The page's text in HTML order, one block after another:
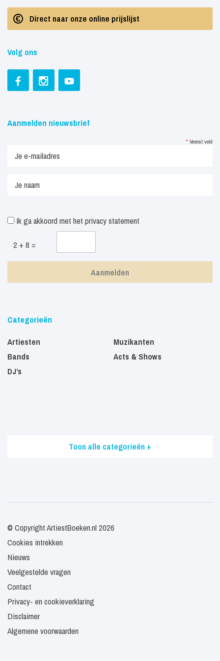
Direct naar onze online prijslijst
Volg ons
Aanmelden nieuwsbrief
* Vereist veld
Ik ga akkoord met het privacy statement
2 + 8 =
Categorieën
Artiesten
Bands
DJ’s
Muzikanten
Acts & Shows
Toon alle categorieën +
© Copyright ArtiestBoeken.nl 2026
Cookies intrekken
Nieuws
Veelgestelde vragen
Contact
Privacy- en cookieverklaring
Disclaimer
Algemene voorwaarden